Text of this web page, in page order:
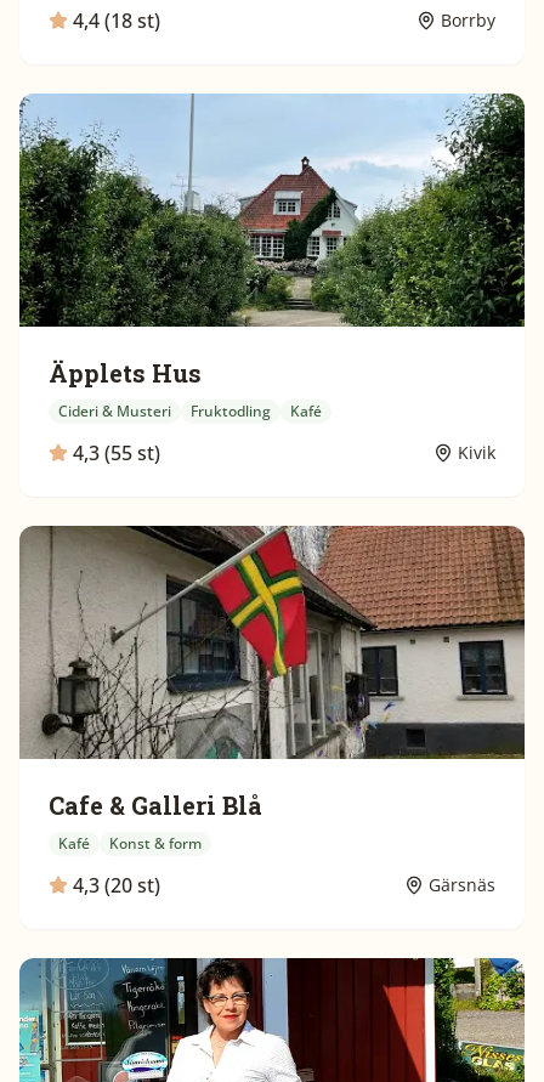
4,4 (18 st) Borrby
Äpplets Hus
Cideri & Musteri Fruktodling Kafé
4,3 (55 st) Kivik
Cafe & Galleri Blå
Kafé Konst & form
4,3 (20 st) Gärsnäs